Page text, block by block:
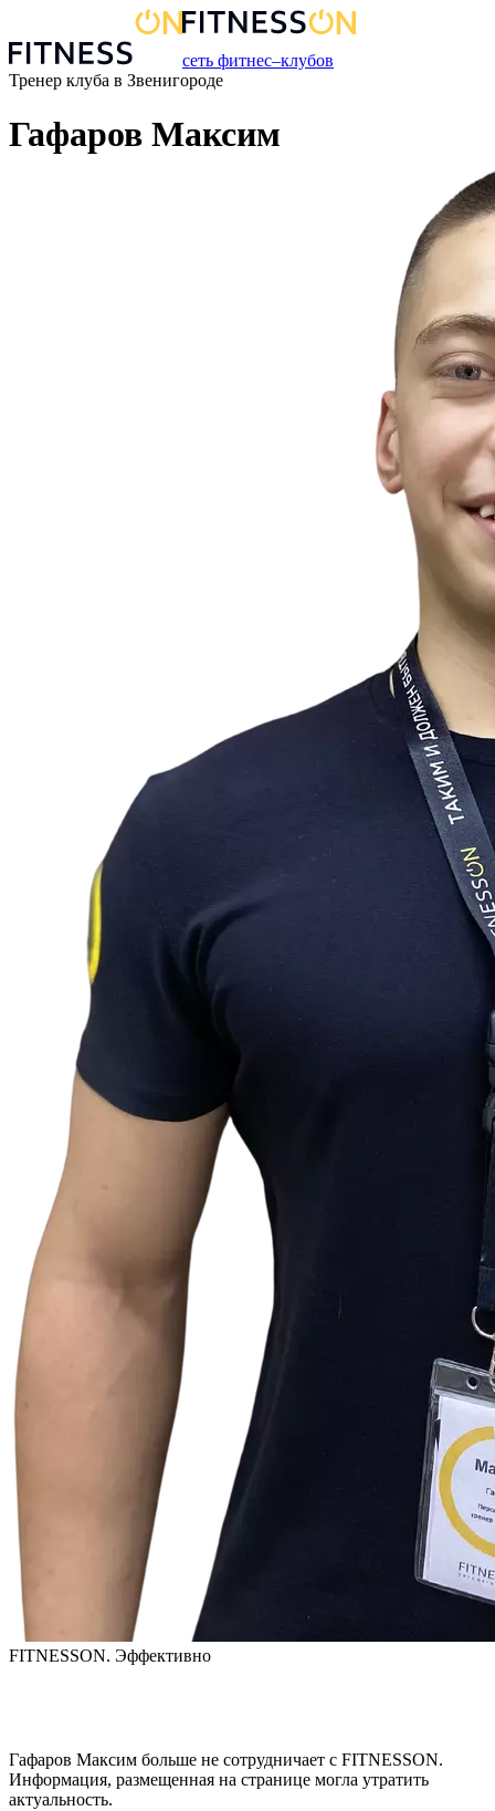
сеть фитнес–клубов
Тренер клуба в Звенигороде
Гафаров Максим
FITNESSON. Эффективно
Гафаров Максим больше не сотрудничает с FITNESSON.
Информация, размещенная на странице могла утратить
актуальность.